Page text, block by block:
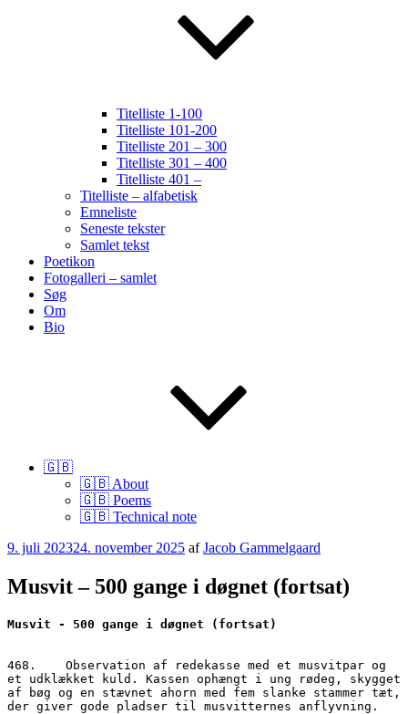
Titelliste 1-100
Titelliste 101-200
Titelliste 201 – 300
Titelliste 301 – 400
Titelliste 401 –
Titelliste – alfabetisk
Emneliste
Seneste tekster
Samlet tekst
Poetikon
Fotogalleri – samlet
Søg
Om
Bio
🇬🇧
🇬🇧 About
🇬🇧 Poems
🇬🇧 Technical note
Udgivet
9. juli 202324. november 2025 afJacob Gammelgaard
Musvit – 500 gange i døgnet (fortsat)
468.	Observation af redekasse med et musvitpar og
et udklækket kuld. Kassen ophængt i ung rødeg, skygget
af bøg og en stævnet ahorn med fem slanke stammer tæt,
der giver gode pladser til musvitternes anflyvning.